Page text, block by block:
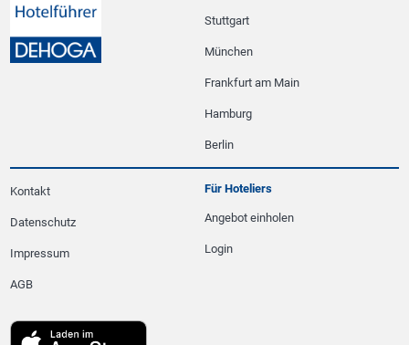
Stuttgart
München
Frankfurt am Main
Hamburg
Berlin
Kontakt
Datenschutz
Impressum
AGB
Für Hoteliers
Angebot einholen
Login